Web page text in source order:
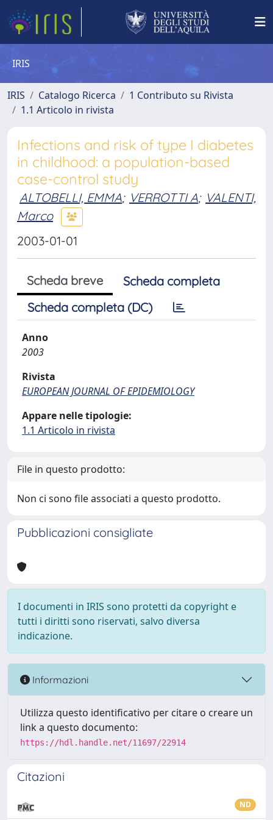
IRIS
IRIS Catalogo Ricerca
1 Contributo su Rivista
1.1 Articolo in rivista
Infections and risk of type I diabetes
in childhood: a population-based
case-control study
ALTOBELLI, EMMA; VERROTTI A; VALENTI,
Marco
2003-01-01
Scheda breve
Scheda completa
Scheda completa (DC)
Anno
2003
Rivista
EUROPEAN JOURNAL OF EPIDEMIOLOGY
Appare nelle tipologie:
1.1 Articolo in rivista
File in questo prodotto:
Non ci sono file associati a questo prodotto.
Pubblicazioni consigliate
I documenti in IRIS sono protetti da copyright e
tutti i diritti sono riservati, salvo diversa
indicazione.
Informazioni
Utilizza questo identificativo per citare o creare un
link a questo documento:
https://hdl.handle.net/11697/22914
Citazioni
ND